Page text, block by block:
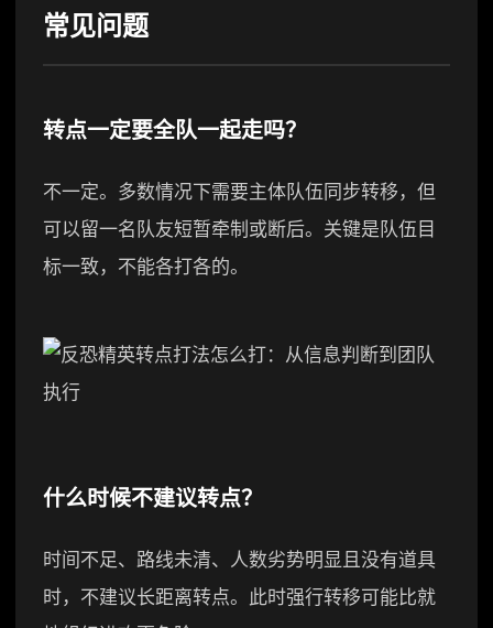
常见问题
转点一定要全队一起走吗？
不一定。多数情况下需要主体队伍同步转移，但
可以留一名队友短暂牵制或断后。关键是队伍目
标一致，不能各打各的。
什么时候不建议转点？
时间不足、路线未清、人数劣势明显且没有道具
时，不建议长距离转点。此时强行转移可能比就